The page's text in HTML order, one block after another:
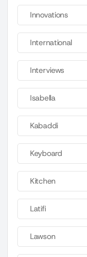
Innovations
International
Interviews
Isabella
Kabaddi
Keyboard
Kitchen
Latifi
Lawson